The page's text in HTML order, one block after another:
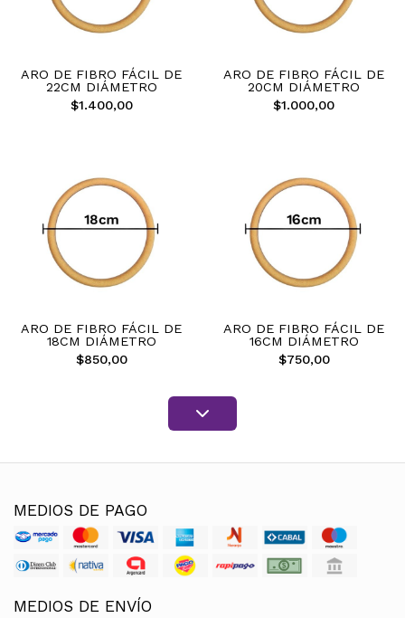
ARO DE FIBRO FÁCIL DE
22CM DIÁMETRO
$1.400,00
ARO DE FIBRO FÁCIL DE
20CM DIÁMETRO
$1.000,00
ARO DE FIBRO FÁCIL DE
18CM DIÁMETRO
$850,00
ARO DE FIBRO FÁCIL DE
16CM DIÁMETRO
$750,00
MEDIOS DE PAGO
MEDIOS DE ENVÍO